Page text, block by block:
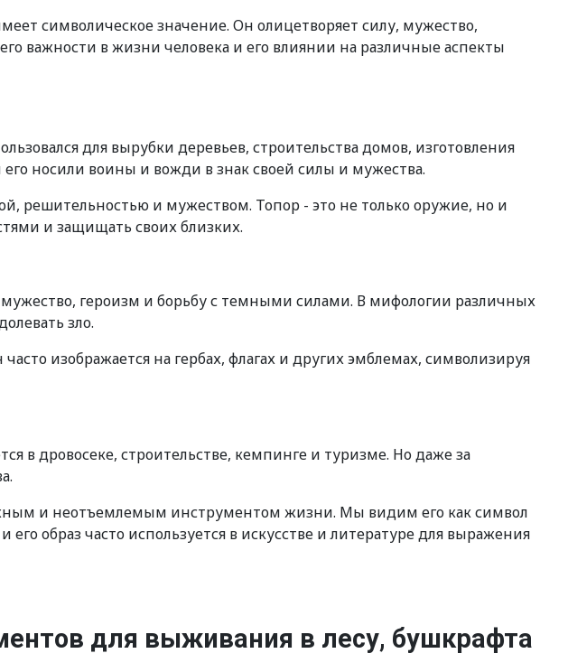
символическое значение. Он олицетворяет силу, мужество,
важности в жизни человека и его влиянии на различные аспекты
для вырубки деревьев, строительства домов, изготовления
носили воины и вожди в знак своей силы и мужества.
решительностью и мужеством. Топор - это не только оружие, но и
и защищать своих близких.
героизм и борьбу с темными силами. В мифологии различных
зло.
изображается на гербах, флагах и других эмблемах, символизируя
в дровосеке, строительстве, кемпинге и туризме. Но даже за
и неотъемлемым инструментом жизни. Мы видим его как символ
образ часто используется в искусстве и литературе для выражения
для выживания в лесу, бушкрафта